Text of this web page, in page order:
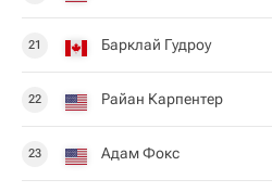
21 Барклай Гудроу
22 Райан Карпентер
23 Адам Фокс